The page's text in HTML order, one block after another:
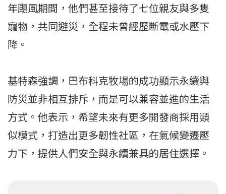
年颶風期間，他們甚至接待了七位親友與多隻
寵物，共同避災，全程未曾經歷斷電或水壓下
降。
基特森強調，巴布科克牧場的成功顯示永續與
防災並非相互排斥，而是可以兼容並進的生活
方式。他表示，希望未來有更多開發商採用類
似模式，打造出更多韌性社區，在氣候變遷壓
力下，提供人們安全與永續兼具的居住選擇。